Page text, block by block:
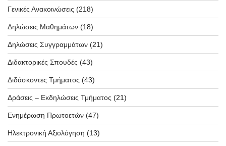
Γενικές Ανακοινώσεις (218)
Δηλώσεις Μαθημάτων (18)
Δηλώσεις Συγγραμμάτων (21)
Διδακτορικές Σπουδές (43)
Διδάσκοντες Τμήματος (43)
Δράσεις – Εκδηλώσεις Τμήματος (21)
Ενημέρωση Πρωτοετών (47)
Ηλεκτρονική Αξιολόγηση (13)